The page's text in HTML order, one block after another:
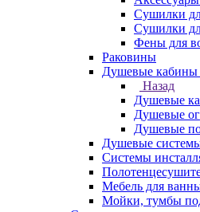
Сушилки
Сушилки
Фены для
Раковины
Душевые
Назад
Душевые
Душевые
Душевые
Душевые
Системы
Мебель для
Мойки, тумбы